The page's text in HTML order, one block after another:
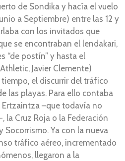
de Sondika y hacía el vuelo
a Septiembre) entre las 12 y
con los invitados que
se encontraban el lendakari,
“de postín” y hasta el
Javier Clemente)
el discurrir del tráfico
las playas. Para ello contaba
–que todavía no
Cruz Roja o la Federación
Ya con la nueva
tráfico aéreo, incrementado
llegaron a la